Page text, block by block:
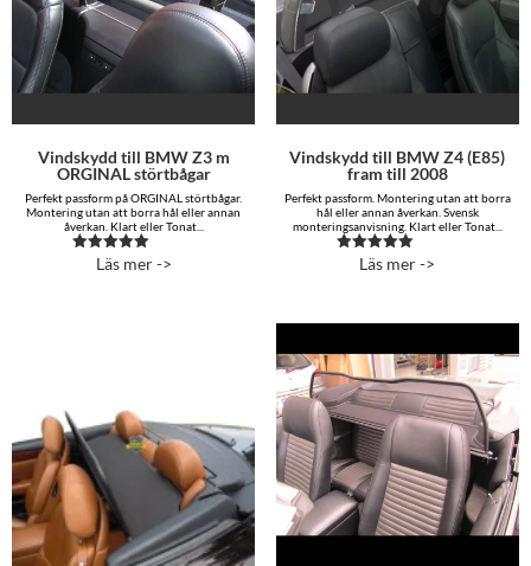
Vindskydd till BMW Z3 m
ORGINAL störtbågar
Perfekt passform på ORGINAL störtbågar.
Montering utan att borra hål eller annan
åverkan. Klart eller Tonat...
Betygsatt
Läs mer ->
Vindskydd till BMW Z4 (E85)
fram till 2008
Perfekt passform. Montering utan att borra
hål eller annan åverkan. Svensk
monteringsanvisning. Klart eller Tonat...
Betygsatt
Läs mer ->